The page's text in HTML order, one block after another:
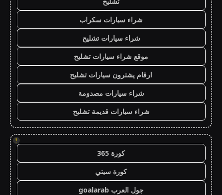
شراء سيارات سكراب
شراء سيارات تشليح
موقع شراء سيارات تشليح
ارقام يشترون سيارات تشليح
شراء سيارات مصدومة
شراء سيارات قديمة تشليح
!
كورة 365
كورة سيتي
جول العرب goalarab